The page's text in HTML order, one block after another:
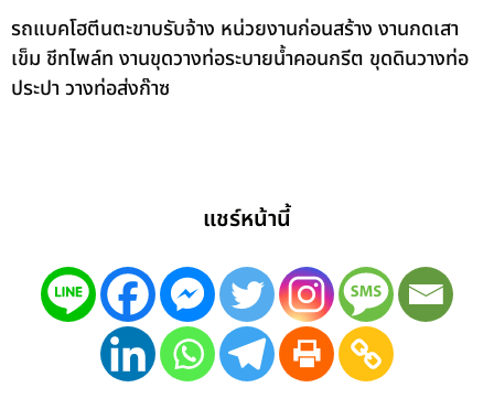
รถแบคโฮตีนตะขาบรับจ้าง หน่วยงานก่อนสร้าง งานกดเสา
เข็ม ชีทไพล์ท งานขุดวางท่อระบายน้ำคอนกรีต ขุดดินวางท่อ
ประปา วางท่อส่งก๊าซ
แชร์หน้านี้